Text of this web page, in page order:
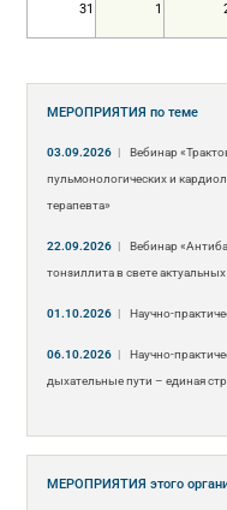
31 1
МЕРОПРИЯТИЯпо теме
03.09.2026 |
Вебинар
пульмонологических и
терапевта»
22.09.2026 |
Вебинар
тонзиллита в свете
01.10.2026 | Научно-
06.10.2026 |
Научно-
дыхательные пути – единая
МЕРОПРИЯТИЯэтого